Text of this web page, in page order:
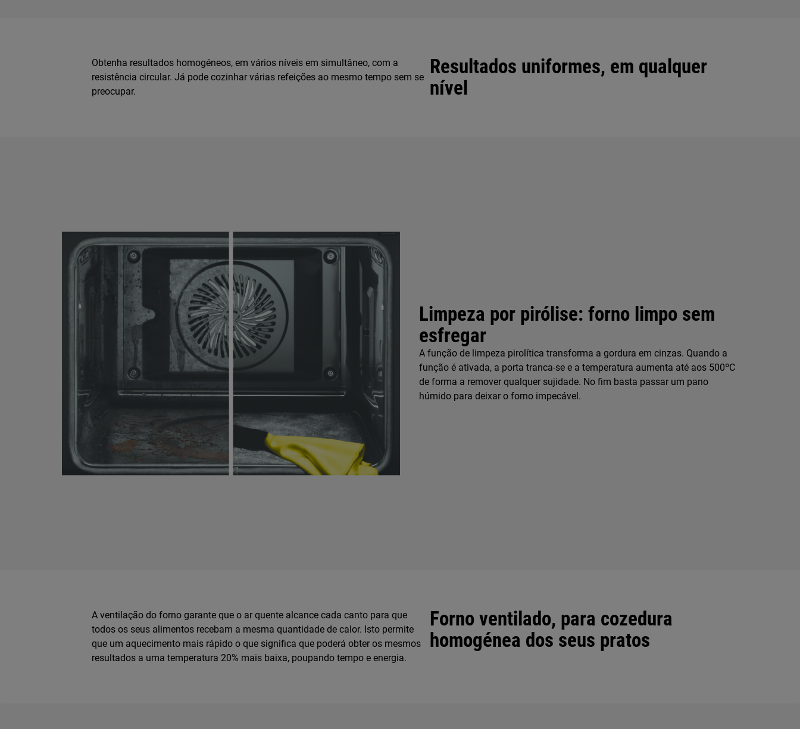
Resultados uniformes, em qualquer
nível
Obtenha resultados homogéneos, em vários níveis em simultâneo, com a
resistência circular. Já pode cozinhar várias refeições ao mesmo tempo sem se
preocupar.
Limpeza por pirólise: forno limpo sem
esfregar
A função de limpeza pirolítica transforma a gordura em cinzas. Quando a
função é ativada, a porta tranca-se e a temperatura aumenta até aos 500ºC
de forma a remover qualquer sujidade. No fim basta passar um pano
húmido para deixar o forno impecável.
Forno ventilado, para cozedura
homogénea dos seus pratos
A ventilação do forno garante que o ar quente alcance cada canto para que
todos os seus alimentos recebam a mesma quantidade de calor. Isto permite
que um aquecimento mais rápido o que significa que poderá obter os mesmos
resultados a uma temperatura 20% mais baixa, poupando tempo e energia.